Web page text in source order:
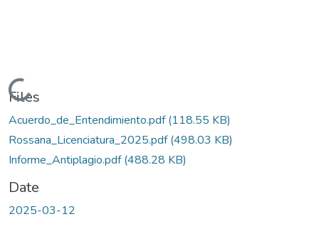
Loading...
Files
Acuerdo_de_Entendimiento.pdf(118.55 KB)
Rossana_Licenciatura_2025.pdf(498.03 KB)
Informe_Antiplagio.pdf(488.28 KB)
Date
2025-03-12